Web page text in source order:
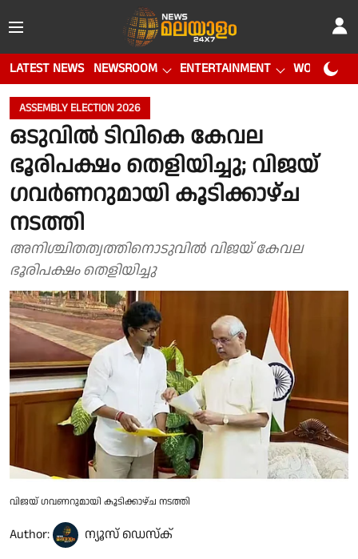
LATEST NEWS NEWSROOM ENTERTAINMENT WORLD CUP
ASSEMBLY ELECTION 2026
ഒടുവിൽ ടിവികെ കേവല
ഭൂരിപക്ഷം തെളിയിച്ചു; വിജയ്
ഗവർണറുമായി കൂടിക്കാഴ്ച
നടത്തി
അനിശ്ചിതത്വത്തിനൊടുവിൽ വിജയ് കേവല
ഭൂരിപക്ഷം തെളിയിച്ചു
വിജയ് ഗവണറുമായി കൂടിക്കാഴ്ച നടത്തി
Author: ന്യൂസ് ഡെസ്ക്